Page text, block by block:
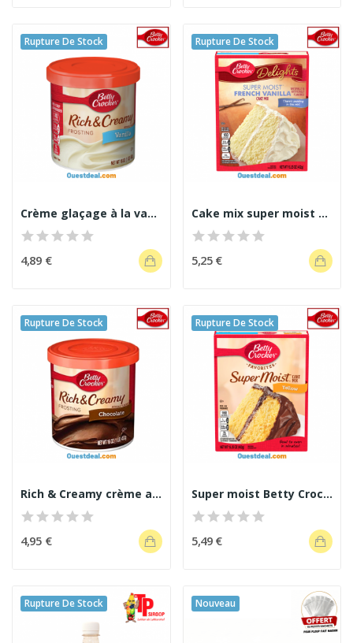
Rupture De Stock
Crème glaçage à la vanille Betty Crocker
4,89 €
Rupture De Stock
Cake mix super moist French vanilla
5,25 €
Rupture De Stock
Rich & Creamy crème au chocolat
4,95 €
Rupture De Stock
Super moist Betty Crocker
5,49 €
Rupture De Stock Nouveau